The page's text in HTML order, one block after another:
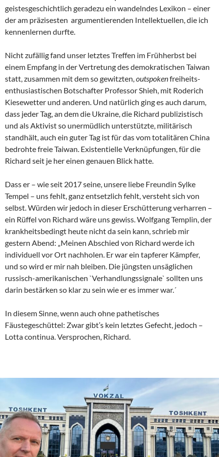
geistesgeschichtlich geradezu ein wandelndes Lexikon – einer
der am präzisesten argumentierenden Intellektuellen, die ich
kennenlernen durfte.
Nicht zufällig fand unser letztes Treffen im Frühherbst bei
einem Empfang in der Vertretung des demokratischen Taiwan
statt, zusammen mit dem so gewitzten,outspokenfreiheits-
enthusiastischen Botschafter Professor Shieh, mit Roderich
Kiesewetter und anderen. Und natürlich ging es auch darum,
dass jeder Tag, an dem die Ukraine, die Richard publizistisch
und als Aktivist so unermüdlich unterstützte, militärisch
standhält, auch ein guter Tag ist für das vom totalitären China
bedrohte freie Taiwan. Existentielle Verknüpfungen, für die
Richard seit je her einen genauen Blick hatte.
Dass er – wie seit 2017 seine, unsere liebe Freundin Sylke
Tempel – uns fehlt, ganz entsetzlich fehlt, versteht sich von
selbst. Würden wir jedoch in dieser Erschütterung verharren –
ein Rüffel von Richard wäre uns gewiss. Wolfgang Templin, der
krankheitsbedingt heute nicht da sein kann, schrieb mir
gestern Abend: „Meinen Abschied von Richard werde ich
individuell vor Ort nachholen. Er war ein tapferer Kämpfer,
und so wird er mir nah bleiben. Die jüngsten unsäglichen
russisch-amerikanischen `Verhandlungssignale` sollten uns
darin bestärken so klar zu sein wie er es immer war.´
In diesem Sinne, wenn auch ohne pathetisches
Fäustegeschüttel: Zwar gibt’s kein letztes Gefecht, jedoch –
Lotta continua. Versprochen, Richard.